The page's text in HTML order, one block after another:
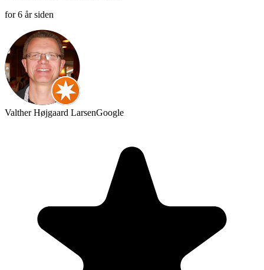
for 6 år siden
Valther Højgaard LarsenGoogle